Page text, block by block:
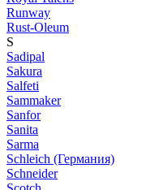
Runway
Rust-Oleum
S
Sadipal
Sakura
Salfeti
Sammaker
Sanfor
Sanita
Sarma
Schleich (Германия)
Schneider